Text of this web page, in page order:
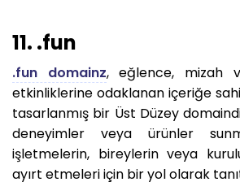
11. .fun
.fun domainz, eğlence, mizah
etkinliklerine odaklanan içeriğe
tasarlanmış bir Üst Düzey
deneyimler veya ürünler
işletmelerin, bireylerin veya
ayırt etmeleri için bir yol olarak